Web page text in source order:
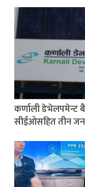
कर्णाली डेभेलपमेन्ट
सीईओसहित तीन